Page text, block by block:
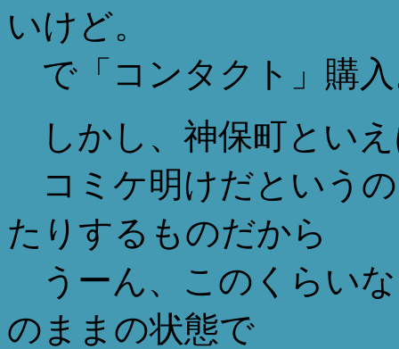
いけど。
で「コンタクト」購
しかし、神保町とい
コミケ明けだという
たりするものだから
うーん、このくらい
のままの状態で